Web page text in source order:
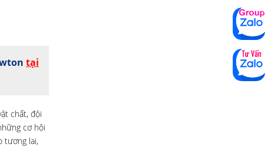
tại
chất, đội
cơ hội
tương lai,